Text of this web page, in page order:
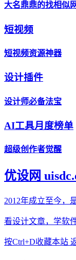
大名鼎鼎的找相似
短视频
短视频资源神器
设计插件
设计师必备法宝
AI工具月度榜单
超级创作者觉醒
优设网
2012年成立至今，
看设计文章，学软
按Ctrl+D收藏本站